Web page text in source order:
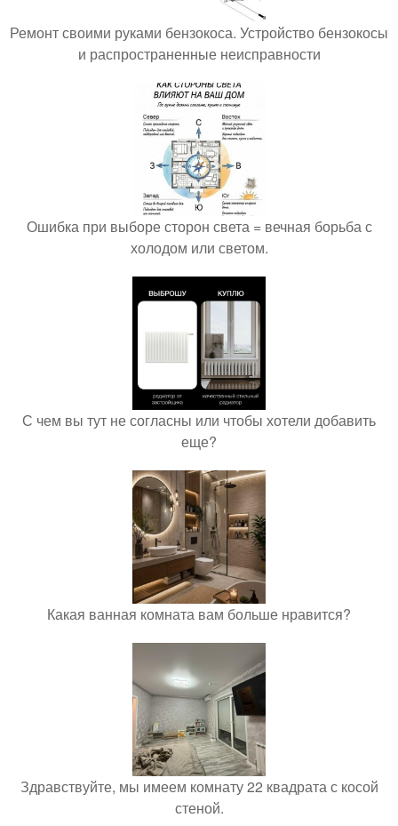
Ремонт своими руками бензокоса. Устройство бензокосы
и распространенные неисправности
Ошибка при выборе сторон света = вечная борьба с
холодом или светом.
С чем вы тут не согласны или чтобы хотели добавить
еще?
Какая ванная комната вам больше нравится?
Здравствуйте, мы имеем комнату 22 квадрата с косой
стеной.